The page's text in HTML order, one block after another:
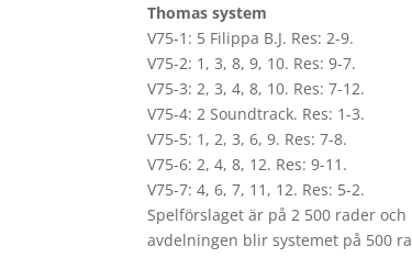
Thomas system
V75-1: 5 Filippa B.J. Res: 2-9.
V75-2: 1, 3, 8, 9, 10. Res: 9-7.
V75-3: 2, 3, 4, 8, 10. Res: 7-12.
V75-4: 2 Soundtrack. Res: 1-3.
V75-5: 1, 2, 3, 6, 9. Res: 7-8.
V75-6: 2, 4, 8, 12. Res: 9-11.
V75-7: 4, 6, 7, 11, 12. Res: 5-2.
Spelförslaget är på 2 500 rader
avdelningen blir systemet på 500